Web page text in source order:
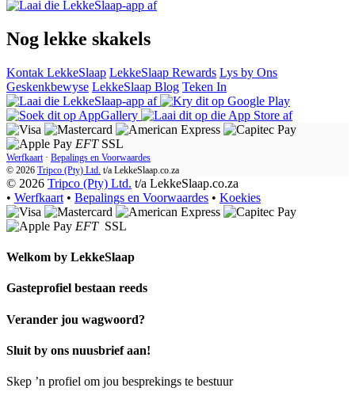
Nog lekke skakels
Kontak LekkeSlaap LekkeSlaap Rewards Lys by Ons
Geskenkbewyse LekkeSlaap Blog Teken In
EFT SSL
Werfkaart · Bepalings en Voorwaardes
© 2026 Tripco (Pty) Ltd. t/a LekkeSlaap.co.za
© 2026 Tripco (Pty) Ltd. t/a LekkeSlaap.co.za
• Werfkaart • Bepalings en Voorwaardes • Koekies
EFT SSL
Welkom by LekkeSlaap
Gasteprofiel bestaan ​​reeds
Verander jou wagwoord?
Sluit by ons nuusbrief aan!
Skep ’n profiel om jou besprekings te bestuur